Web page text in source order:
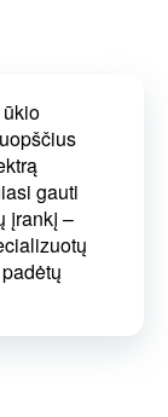
gauti
įrankį –